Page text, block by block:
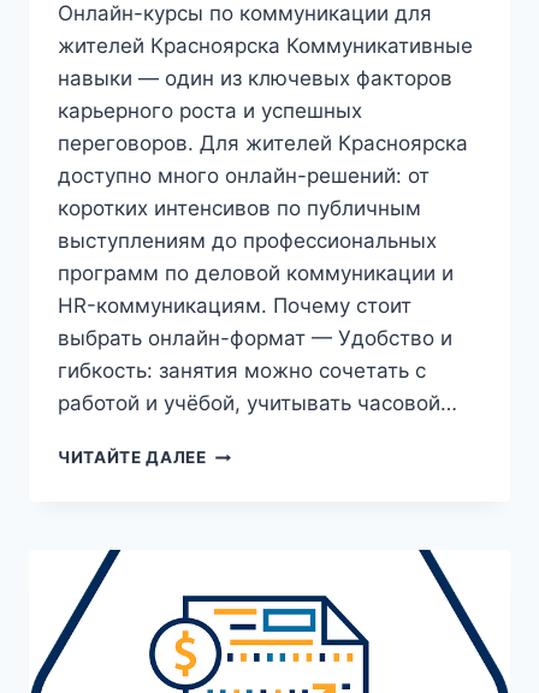
Онлайн-курсы по коммуникации для
жителей Красноярска Коммуникативные
навыки — один из ключевых факторов
карьерного роста и успешных
переговоров. Для жителей Красноярска
доступно много онлайн-решений: от
коротких интенсивов по публичным
выступлениям до профессиональных
программ по деловой коммуникации и
HR-коммуникациям. Почему стоит
выбрать онлайн-формат — Удобство и
гибкость: занятия можно сочетать с
работой и учёбой, учитывать часовой…
ЧИТАЙТЕ ДАЛЕЕОНЛАЙН-
КРАСНОЯРСКЕ
—
ВЫБОР,
ПРОГРАММЫ